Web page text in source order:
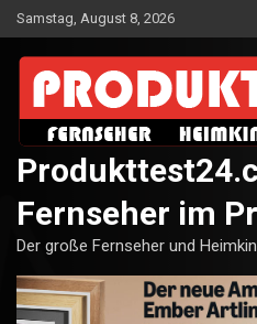
Skip
to
content
Samstag, August 8, 2026
Fernseher im
Der große Fernseher und